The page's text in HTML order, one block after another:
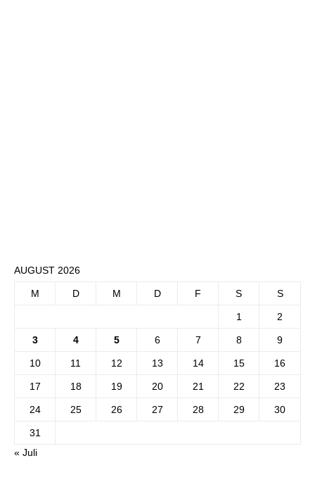
AUGUST 2026
M D M D F S S
1 2
3 4 5 6 7 8 9
10 11 12 13 14 15 16
17 18 19 20 21 22 23
24 25 26 27 28 29 30
31
« Juli